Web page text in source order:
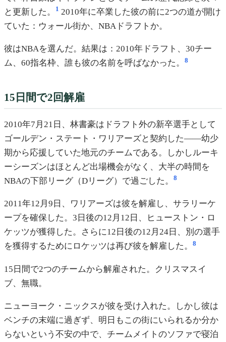
と更新した。
1 2010年に卒業した彼の前に2つの道が開け
ていた：ウォール街か、NBAドラフトか。
彼はNBAを選んだ。結果は：2010年ドラフト、30チー
ム、60指名枠、誰も彼の名前を呼ばなかった。
8
15日間で2回解雇
2010年7月21日、林書豪はドラフト外の新卒選手として
ゴールデン・ステート・ワリアーズと契約した——幼少
期から応援していた地元のチームである。しかしルーキ
ーシーズンはほとんど出場機会がなく、大半の時間を
NBAの下部リーグ（Dリーグ）で過ごした。
8
2011年12月9日、ワリアーズは彼を解雇し、サラリーケ
ープを確保した。3日後の12月12日、ヒューストン・ロ
ケッツが獲得した。さらに12日後の12月24日、別の選手
を獲得するためにロケッツは再び彼を解雇した。
8
15日間で2つのチームから解雇された。クリスマスイ
ブ、無職。
ニューヨーク・ニックスが彼を受け入れた。しかし彼は
ベンチの末端に過ぎず、明日もこの街にいられるか分か
らないという不安の中で、チームメイトのソファで寝泊